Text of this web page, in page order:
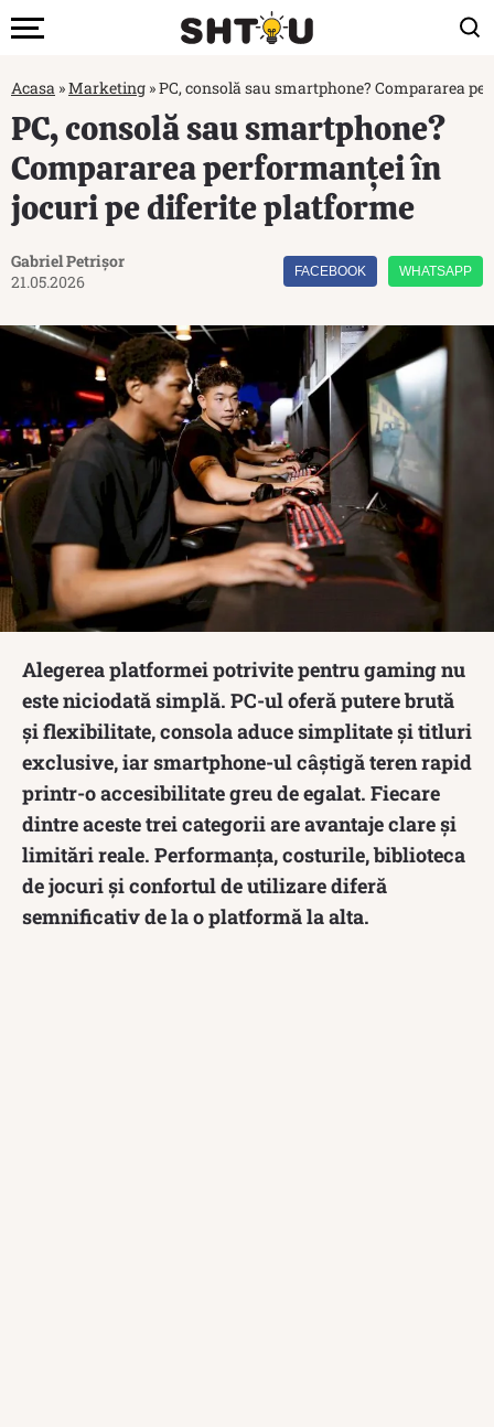
Acasa »Marketing »PC, consolă sau smartphone? Compararea
PC, consolă sau smartphone?
Compararea performanței în
jocuri pe diferite platforme
Gabriel Petrișor
21.05.2026
FACEBOOK WHATSAPP
Alegerea platformei potrivite pentru gaming nu
este niciodată simplă. PC-ul oferă putere brută
și flexibilitate, consola aduce simplitate și titluri
exclusive, iar smartphone-ul câștigă teren rapid
printr-o accesibilitate greu de egalat. Fiecare
dintre aceste trei categorii are avantaje clare și
limitări reale. Performanța, costurile, biblioteca
de jocuri și confortul de utilizare diferă
semnificativ de la o platformă la alta.